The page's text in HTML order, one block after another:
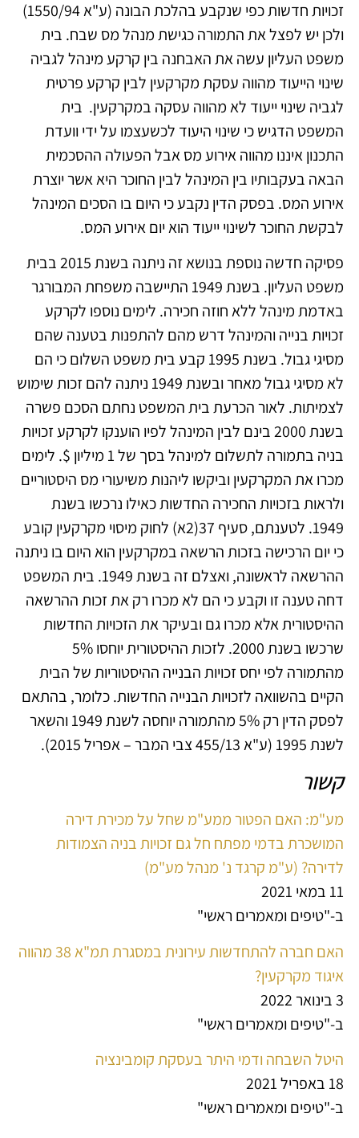
זכויות חדשות כפי שנקבע בהלכת הבונה (ע"א 1550/94)
ולכן יש לפצל את התמורה כגישת מנהל מס שבח. בית
משפט העליון עשה את האבחנה בין קרקע מינהל לגביה
שינוי הייעוד מהווה עסקת מקרקעין לבין קרקע פרטית
לגביה שינוי ייעוד לא מהווה עסקה במקרקעין. בית
המשפט הדגיש כי שינוי היעוד לכשעצמו על ידי וועדת
התכנון איננו מהווה אירוע מס אבל הפעולה ההסכמית
הבאה בעקבותיו בין המינהל לבין החוכר היא אשר יוצרת
אירוע המס. בפסק הדין נקבע כי היום בו הסכים המינהל
לבקשת החוכר לשינוי ייעוד הוא יום אירוע המס.
פסיקה חדשה נוספת בנושא זה ניתנה בשנת 2015 בבית
משפט העליון. בשנת 1949 התיישבה משפחת המבורגר
באדמת מינהל ללא חוזה חכירה. לימים נוספו לקרקע
זכויות בנייה והמינהל דרש מהם להתפנות בטענה שהם
מסיגי גבול. בשנת 1995 קבע בית משפט השלום כי הם
לא מסיגי גבול מאחר ובשנת 1949 ניתנה להם זכות שימוש
לצמיתות. לאור הכרעת בית המשפט נחתם הסכם פשרה
בשנת 2000 בינם לבין המינהל לפיו הוענקו לקרקע זכויות
בניה בתמורה לתשלום למינהל בסך של 1 מיליון $. לימים
מכרו את המקרקעין וביקשו ליהנות משיעורי מס היסטוריים
ולראות בזכויות החכירה החדשות כאילו נרכשו בשנת
1949. לטענתם, סעיף 37(2א) לחוק מיסוי מקרקעין קובע
כי יום הרכישה בזכות הרשאה במקרקעין הוא היום בו ניתנה
ההרשאה לראשונה, ואצלם זה בשנת 1949. בית המשפט
דחה טענה זו וקבע כי הם לא מכרו רק את זכות ההרשאה
ההיסטורית אלא מכרו גם ובעיקר את הזכויות החדשות
שרכשו בשנת 2000. לזכות ההיסטורית יוחסו 5%
מהתמורה לפי יחס זכויות הבנייה ההיסטוריות של הבית
הקיים בהשוואה לזכויות הבנייה החדשות. כלומר, בהתאם
לפסק הדין רק 5% מהתמורה יוחסה לשנת 1949 והשאר
לשנת 1995 (ע"א 455/13 צבי המבר – אפריל 2015).
קשור
מע"מ: האם הפטור ממע"מ שחל על מכירת דירה
המושכרת בדמי מפתח חל גם זכויות בניה הצמודות
לדירה? (ע"מ קרגד נ' מנהל מע"מ)
11 במאי 2021
ב-"טיפים ומאמרים ראשי"
האם חברה להתחדשות עירונית במסגרת תמ"א 38 מהווה
איגוד מקרקעין?
3 בינואר 2022
ב-"טיפים ומאמרים ראשי"
היטל השבחה ודמי היתר בעסקת קומבינציה
18 באפריל 2021
ב-"טיפים ומאמרים ראשי"